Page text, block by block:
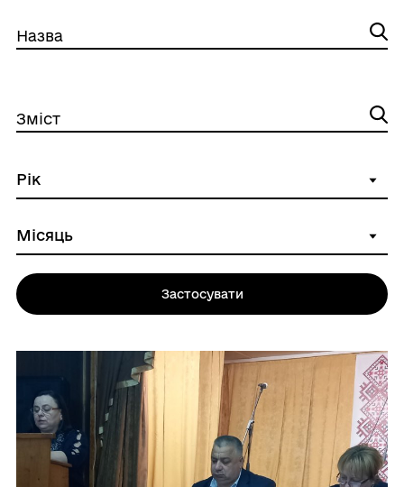
Назва
Зміст
Застосувати